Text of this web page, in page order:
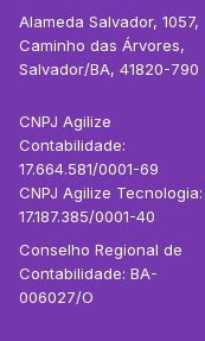
Alameda Salvador, 1057,
Caminho das Árvores,
Salvador/BA, 41820-790
CNPJ Agilize
Contabilidade:
17.664.581/0001-69
CNPJ Agilize Tecnologia:
17.187.385/0001-40
Conselho Regional de
Contabilidade: BA-
006027/O